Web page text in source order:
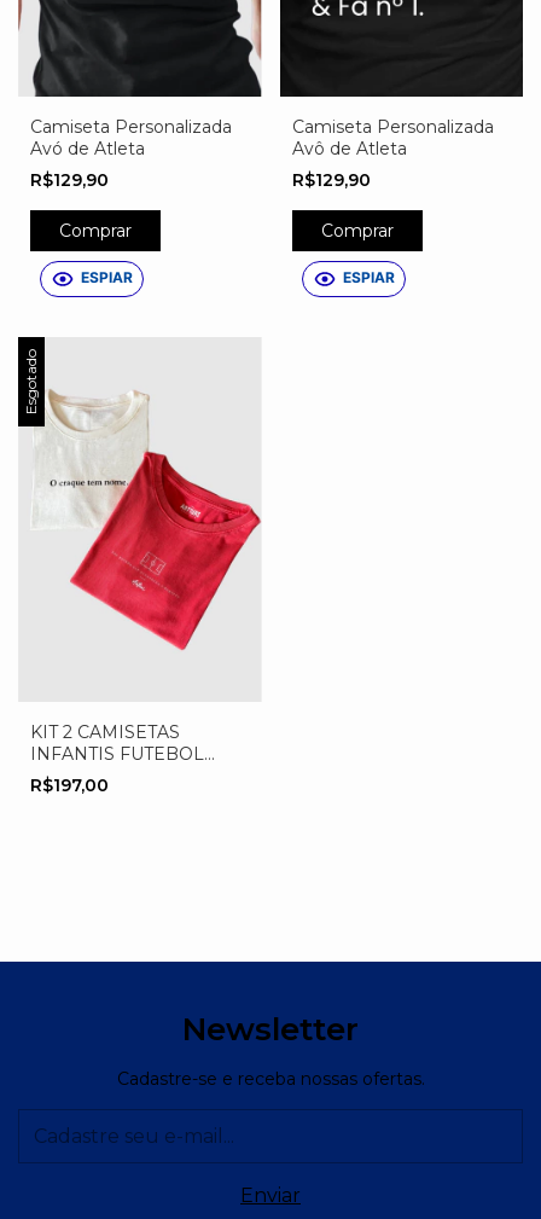
Camiseta Personalizada
Avó de Atleta
R$129,90
Comprar
ESPIAR
Camiseta Personalizada
Avô de Atleta
R$129,90
Comprar
ESPIAR
Esgotado
KIT 2 CAMISETAS
INFANTIS FUTEBOL
VERMELHO
R$197,00
Newsletter
Cadastre-se e receba nossas ofertas.